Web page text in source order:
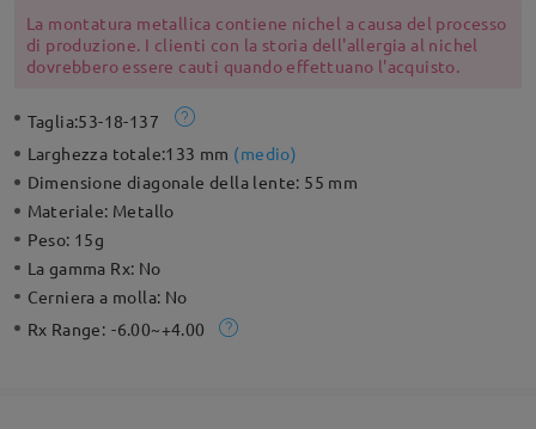
La montatura metallica contiene nichel a causa del processo
di produzione. I clienti con la storia dell'allergia al nichel
dovrebbero essere cauti quando effettuano l'acquisto.
Taglia:53-18-137
Larghezza totale:133 mm (medio)
Dimensione diagonale della lente: 55 mm
Materiale: Metallo
Peso: 15g
La gamma Rx: No
Cerniera a molla: No
Rx Range: -6.00~+4.00